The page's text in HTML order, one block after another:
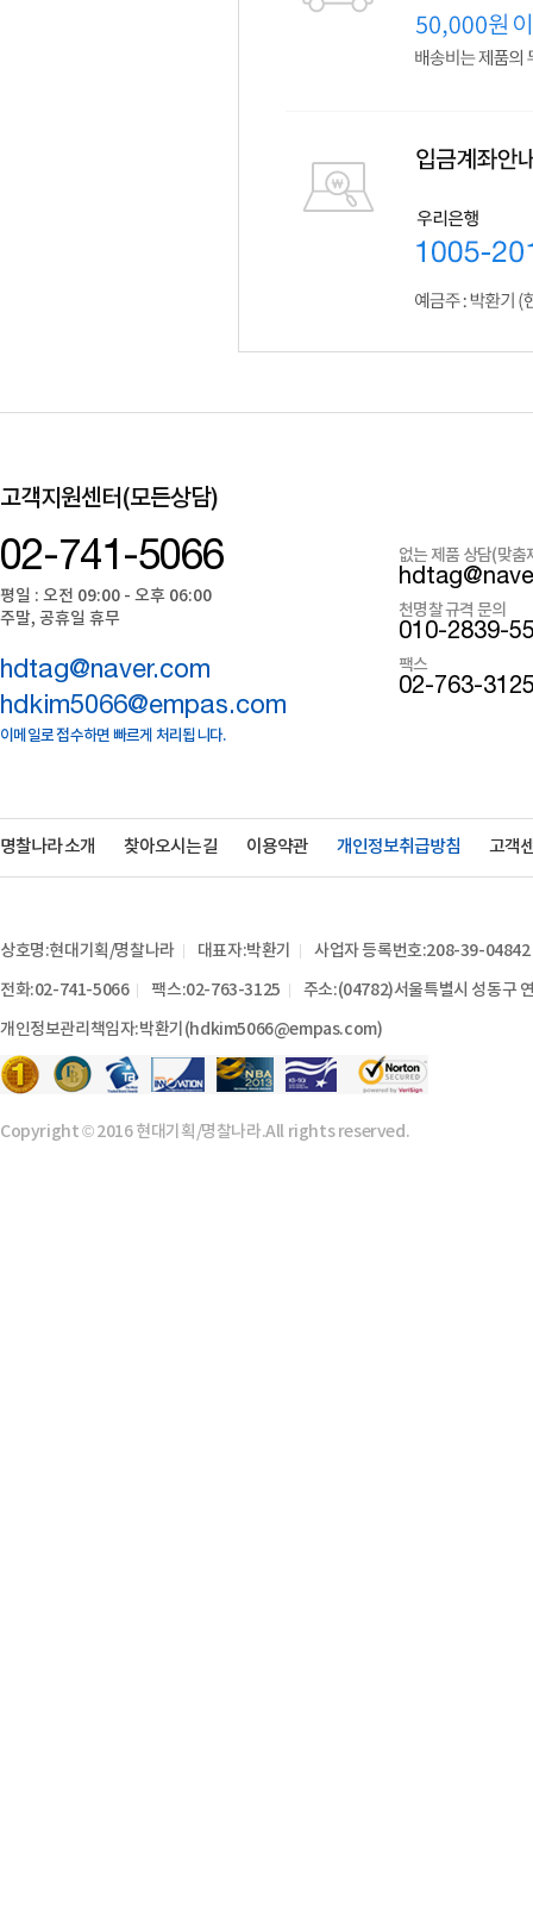
고객지원센터(모든상담)
02-741-5066
평일 : 오전 09:00 - 오후 06:00
주말, 공휴일 휴무
hdtag@naver.com
hdkim5066@empas.com
이메일로 접수하면 빠르게 처리됩니다.
없는 제품 상담(맞춤
천명찰 규격 문의
010-2839-
팩스
02-763-
명찰나라 소개 찾아오시는 길 이용약관 개인정보취급방침 고객
상호명:현대기획/명찰나라 대표자:박환기
사업자 등록번호:208-39-04842
전화:02-741-5066
팩스:02-763-3125
주소:(04782)서울특별시 성동구
개인정보관리책임자:박환기(hdkim5066@empas.com)
Copyright © 2016 현대기획/명찰나라.All rights reserved.